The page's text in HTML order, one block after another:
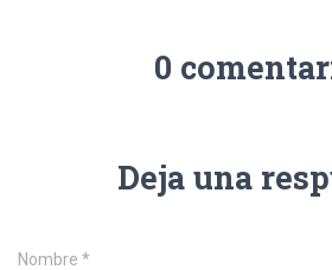
0
Deja una
Nombre *